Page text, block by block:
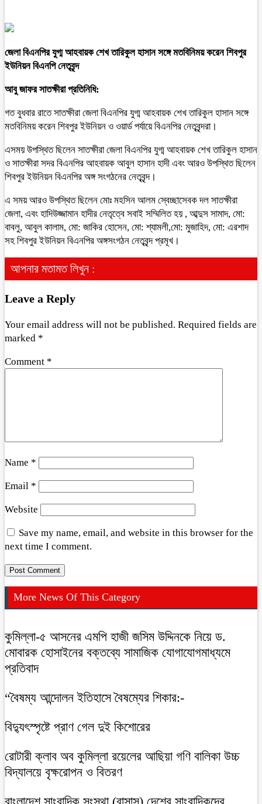
জেলা বিএনপির যুগ্ম আহবায়ক শেখ তারিকুল হাসান সঙ্গে মতবিনিময় করেন শিবপুর
ইউনিয়ন বিএনপি নেতৃবৃন্দ
আবু জাফর সাতক্ষীরা প্রতিনিধি:
গত বুধবার রাতে সাতক্ষীরা জেলা বিএনপির যুগ্ম আহবায়ক শেখ তারিকুল হাসান সঙ্গে
মতবিনিময় করেন শিবপুর ইউনিয়ন ও ওয়ার্ড পর্যায়ে বিএনপির নেতৃবৃন্দরা।
এসময় উপস্থিত ছিলেন সাতক্ষীরা জেলা বিএনপির যুগ্ম আহবায়ক শেখ তারিকুল হাসান
ও সাতক্ষীরা সদর বিএনপির আহবায়ক আবুল হাসান হাদী এবং আরও উপস্থিত ছিলেন
শিবপুর ইউনিয়ন বিএনপির অঙ্গ সংগঠনের নেতৃবৃন্দ।
এ সময় আরও উপস্থিত ছিলেন মোঃ মহসিন আলম স্বেচ্ছাসেবক দল সাতক্ষীরা
জেলা, এবং হাদিউজ্জামান হাদীর নেতৃত্বে সবাই সম্মিলিত হয় , আব্দুস সামাদ, মো:
বাবলু, আবুল কালাম, মো: জাকির হোসেন, মো: শ্যামলী,মো: মুজাহিদ, মো: এরশাদ
সহ শিবপুর ইউনিয়ন বিএনপির অঙ্গসংগঠন নেতৃবৃন্দ প্রমূখ।
আপনার মতামত লিখুন :
Leave a Reply
Your email address will not be published. Required fields are
marked *
Comment *
Name *
Email *
Website
Save my name, email, and website in this browser for the
next time I comment.
More News Of This Category
কুমিল্লা-৫ আসনের এমপি হাজী জসিম উদ্দিনকে নিয়ে ড.
মোবারক হোসাইনের বক্তব্যে সামাজিক যোগাযোগমাধ্যমে
প্রতিবাদ
“বৈষম্য আন্দোলন ইতিহাসে বৈষম্যের শিকার:-
বিদ্যুৎস্পৃষ্টে প্রাণ গেল দুই কিশোরের
রোটারী ক্লাব অব কুমিল্লা রয়েলের আছিয়া গণি বালিকা উচ্চ
বিদ্যালয়ে বৃক্ষরোপন ও বিতরণ